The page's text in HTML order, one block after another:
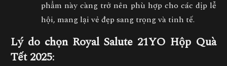
phẩm này càng trở nên phù hợp cho các dịp lễ
hội, mang lại vẻ đẹp sang trọng và tinh tế.
Lý do chọn Royal Salute 21YO Hộp Quà
Tết 2025: